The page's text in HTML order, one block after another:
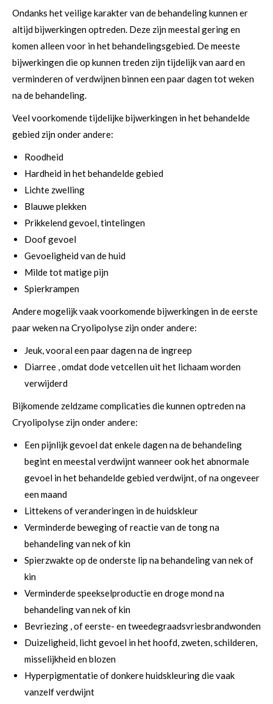
Ondanks het veilige karakter van de behandeling kunnen er
altijd bijwerkingen optreden. Deze zijn meestal gering en
komen alleen voor in het behandelingsgebied. De meeste
bijwerkingen die op kunnen treden zijn tijdelijk van aard en
verminderen of verdwijnen binnen een paar dagen tot weken
na de behandeling.
Veel voorkomende tijdelijke bijwerkingen in het behandelde
gebied zijn onder andere:
Roodheid
Hardheid in het behandelde gebied
Lichte zwelling
Blauwe plekken
Prikkelend gevoel, tintelingen
Doof gevoel
Gevoeligheid van de huid
Milde tot matige pijn
Spierkrampen
Andere mogelijk vaak voorkomende bijwerkingen in de eerste
paar weken na Cryolipolyse zijn onder andere:
Jeuk, vooral een paar dagen na de ingreep
Diarree , omdat dode vetcellen uit het lichaam worden
verwijderd
Bijkomende zeldzame complicaties die kunnen optreden na
Cryolipolyse zijn onder andere:
Een pijnlijk gevoel dat enkele dagen na de behandeling
begint en meestal verdwijnt wanneer ook het abnormale
gevoel in het behandelde gebied verdwijnt, of na ongeveer
een maand
Littekens of veranderingen in de huidskleur
Verminderde beweging of reactie van de tong na
behandeling van nek of kin
Spierzwakte op de onderste lip na behandeling van nek of
kin
Verminderde speekselproductie en droge mond na
behandeling van nek of kin
Bevriezing , of eerste- en tweedegraadsvriesbrandwonden
Duizeligheid, licht gevoel in het hoofd, zweten, schilderen,
misselijkheid en blozen
Hyperpigmentatie of donkere huidskleuring die vaak
vanzelf verdwijnt